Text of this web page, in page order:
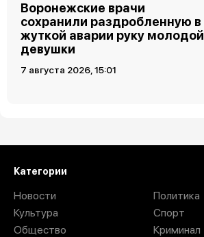
Воронежские врачи
сохранили раздробленную в
жуткой аварии руку молодой
девушки
7 августа 2026, 15:01
Категории
Новости
Культура
Общество
Политика
Спорт
Криминал